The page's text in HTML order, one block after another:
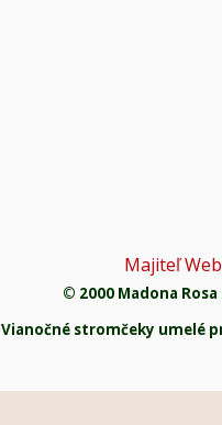
Majiteľ
© 2000 Madona
Vianočné stromčeky umelé